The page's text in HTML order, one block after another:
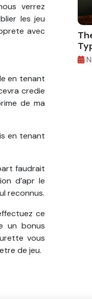
verrez
les jeu
avec
en tenant
credie
de ma
en tenant
faudrait
d’apr le
reconnus.
ce
un bonus
vous
de jeu.